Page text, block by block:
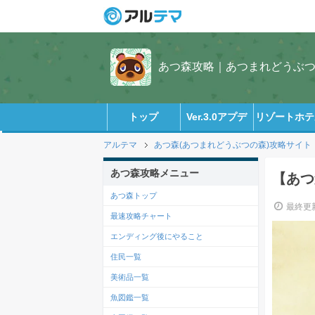
あつ森攻略｜あつまれどうぶ
トップ Ver.3.0アプデ リゾートホ
アルテマ あつ森(あつまれどうぶつの森)攻略サイト
【あ
最終更
あつ森攻略メニュー
あつ森トップ
最速攻略チャート
エンディング後にやること
住民一覧
美術品一覧
魚図鑑一覧